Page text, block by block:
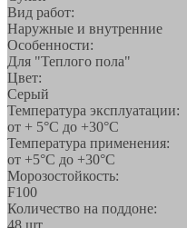
Вид работ:
Наружные и внутренние
Особенности:
Для "Теплого пола"
Цвет:
Серый
Температура эксплуатации:
от + 5°С до +30°С
Температура применения:
от +5°С до +30°С
Морозостойкость:
F100
Количество на поддоне:
48 шт